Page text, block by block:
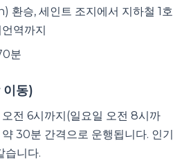
승, 세인트 조지에서 지하철 1호
역까지
분
이동)
전 6시까지(일요일 오전 8시까
30분 간격으로 운행됩니다. 인기
습니다.